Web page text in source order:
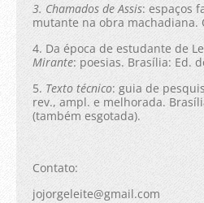
3. Chamados de Assis: espaços
mutante na obra machadiana.
4. Da época de estudante de
Mirante: poesias. Brasília: Ed.
5. Texto técnico: guia de
rev., ampl. e melhorada.
(também esgotada).
Contato:
jojorgeleite@gmail.com